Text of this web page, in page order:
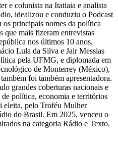
e colunista na Itatiaia e analista
idealizou e conduziu o Podcast
principais nomes da política
que mais fizeram entrevistas
nos últimos 10 anos,
Lula da Silva e Jair Messias
pela UFMG, e diplomada em
de Monterrey (México),
foi também apresentadora.
grandes coberturas nacionais e
política, economia e territórios
eleita, pelo Troféu Mulher
do Brasil. Em 2025, venceu o
na categoria Rádio e Texto.